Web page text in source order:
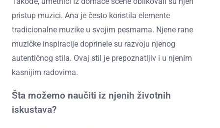
pristup muzici. Ana je često koristila elemente
tradicionalne muzike u svojim pesmama. Njene rane
muzičke inspiracije doprinele su razvoju njenog
autentičnog stila. Ovaj stil je prepoznatljiv i u njenim
kasnijim radovima.
Šta možemo naučiti iz njenih životnih
iskustava?